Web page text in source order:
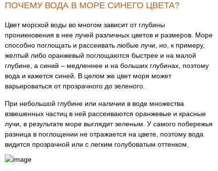
ПОЧЕМУ ВОДА В МОРЕ СИНЕГО ЦВЕТА?
Цвет морской воды во многом зависит от глубины
проникновения в нее лучей различных цветов и размеров. Море
способно поглощать и рассеивать любые лучи, но, к примеру,
желтый либо оранжевый поглощаются быстрее и на малой
глубине, а синий – медленнее и на больших глубинах, поэтому
вода и кажется синей. В целом же цвет моря может
варьироваться от прозрачного до зеленого.
При небольшой глубине или наличии в воде множества
взвешенных частиц в ней рассеиваются оранжевые и красные
лучи, в результате море выглядит зеленым. У самого побережья
разница в поглощении не отражается на цвете, поэтому вода
видится прозрачной или с легким голубоватым оттенком.